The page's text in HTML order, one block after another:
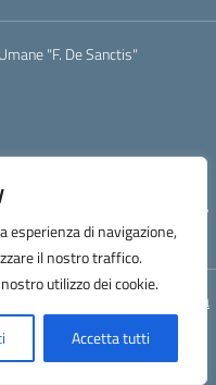
esperienza di navigazione,
il nostro traffico.
utilizzo dei cookie.
Accetta tutti
"F. De Sanctis"
- Codice Fiscale: 92058830727
& Design by Designers Italia